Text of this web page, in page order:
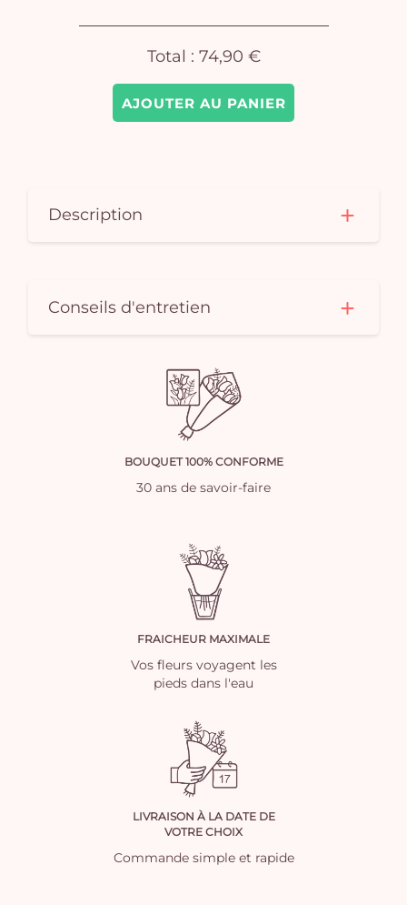
AJOUTER AU PANIER
Total : 74,90 €
Description
Conseils d'entretien
BOUQUET 100% CONFORME
30 ans de savoir-faire
FRAICHEUR MAXIMALE
Vos fleurs voyagent les
pieds dans l'eau
LIVRAISON À LA DATE DE
VOTRE CHOIX
Commande simple et rapide